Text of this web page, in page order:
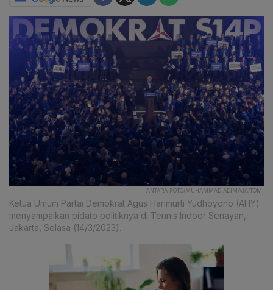
ANTARA FOTO/MUHAMMAD ADIMAJA/TOM.
Ketua Umum Partai Demokrat Agus Harimurti Yudhoyono (AHY)
menyampaikan pidato politiknya di Tennis Indoor Senayan,
Jakarta, Selasa (14/3/2023).